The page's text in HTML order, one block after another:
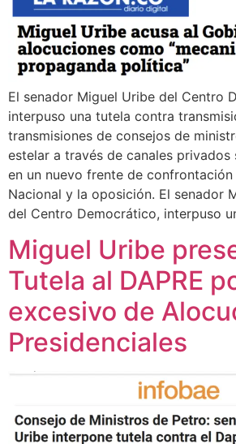
El senador Miguel Uribe del Centro
interpuso una tutela contra
transmisiones de consejos de
estelar a través de canales
en un nuevo frente de
Nacional y la oposición. El senador
del Centro Democrático, interpuso
Miguel Uribe
Tutela al DAPRE
excesivo de
Presidenciales